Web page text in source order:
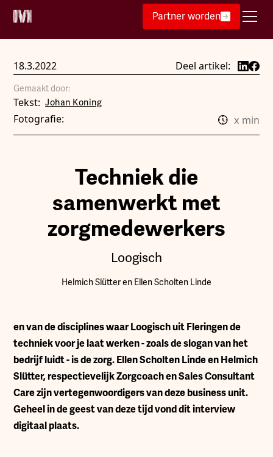
Partner worden
18.3.2022 Deel artikel:
Gemaakt door:
Tekst: Johan Koning
Fotografie: x min
Techniek die
samenwerkt met
zorgmedewerkers
Loogisch
Helmich Slütter en Ellen Scholten Linde
en van de disciplines waar Loogisch uit Fleringen de
techniek voor je laat werken - zoals de slogan van het
bedrijf luidt - is de zorg. Ellen Scholten Linde en Helmich
Slütter, respectievelijk Zorgcoach en Sales Consultant
Care zijn vertegenwoordigers van deze business unit.
Geheel in de geest van deze tijd vond dit interview
digitaal plaats.